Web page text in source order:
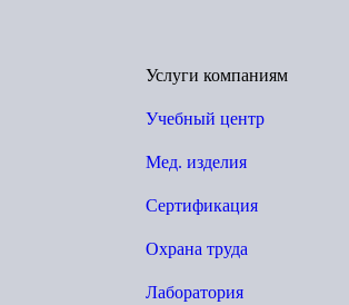
Услуги компаниям
Учебный центр
Мед. изделия
Сертификация
Охрана труда
Лаборатория